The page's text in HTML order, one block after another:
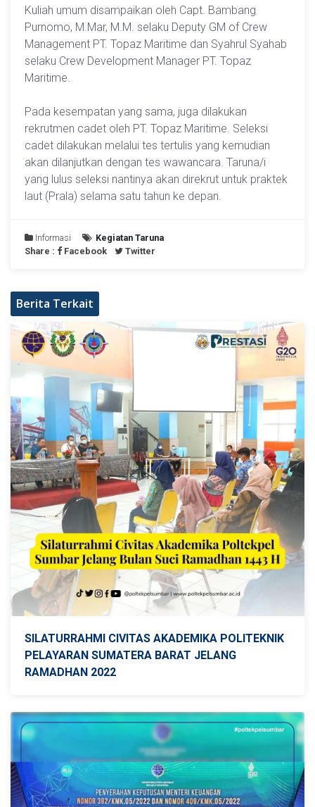
Kuliah umum disampaikan oleh Capt. Bambang
Purnomo, M.Mar, M.M. selaku Deputy GM of Crew
Management PT. Topaz Maritime dan Syahrul Syahab
selaku Crew Development Manager PT. Topaz
Maritime.
Pada kesempatan yang sama, juga dilakukan
rekrutmen cadet oleh PT. Topaz Maritime. Seleksi
cadet dilakukan melalui tes tertulis yang kemudian
akan dilanjutkan dengan tes wawancara. Taruna/i
yang lulus seleksi nantinya akan direkrut untuk praktek
laut (Prala) selama satu tahun ke depan.
Informasi
Kegiatan Taruna
Share :
Facebook Twitter
Berita Terkait
SILATURRAHMI CIVITAS AKADEMIKA POLITEKNIK
PELAYARAN SUMATERA BARAT JELANG
RAMADHAN 2022